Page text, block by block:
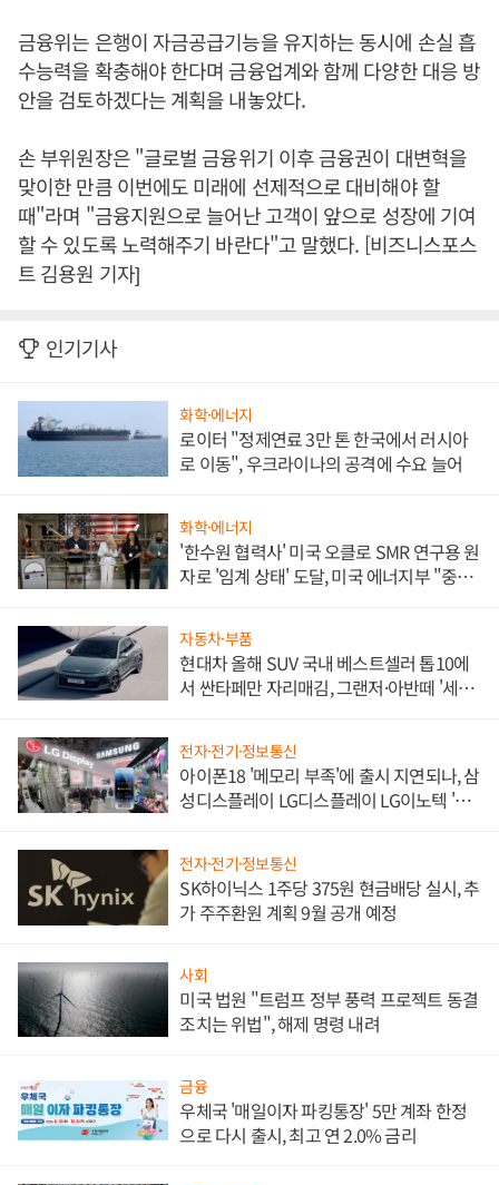
금융위는 은행이 자금공급기능을 유지하는 동시에 손실 흡
수능력을 확충해야 한다며 금융업계와 함께 다양한 대응 방
안을 검토하겠다는 계획을 내놓았다.
손 부위원장은 "글로벌 금융위기 이후 금융권이 대변혁을
맞이한 만큼 이번에도 미래에 선제적으로 대비해야 할
때"라며 "금융지원으로 늘어난 고객이 앞으로 성장에 기여
할 수 있도록 노력해주기 바란다"고 말했다. [비즈니스포스
트 김용원 기자]
인기기사
화학·에너지
로이터 "정제연료 3만 톤 한국에서 러시아
로 이동", 우크라이나의 공격에 수요 늘어
화학·에너지
'한수원 협력사' 미국 오클로 SMR 연구용 원
자로 '임계 상태' 도달, 미국 에너지부 "중요
자동차·부품
현대차 올해 SUV 국내 베스트셀러 톱10에
서 싼타페만 자리매김, 그랜저·아반떼 '세단
전자·전기·정보통신
아이폰18 '메모리 부족'에 출시 지연되나, 삼
성디스플레이 LG디스플레이 LG이노텍 '탈
전자·전기·정보통신
SK하이닉스 1주당 375원 현금배당 실시, 추
가 주주환원 계획 9월 공개 예정
사회
미국 법원 "트럼프 정부 풍력 프로젝트 동결
조치는 위법", 해제 명령 내려
금융
우체국 '매일이자 파킹통장' 5만 계좌 한정
으로 다시 출시, 최고 연 2.0% 금리